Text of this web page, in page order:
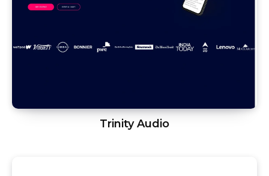
Trinity Audio